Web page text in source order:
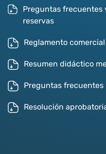
Preguntas frecuentes
reservas
Reglamento comercial
Resumen didáctico
Preguntas
Resolución